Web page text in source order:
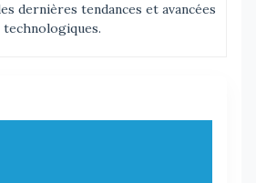
dernières tendances et avancées
technologiques.